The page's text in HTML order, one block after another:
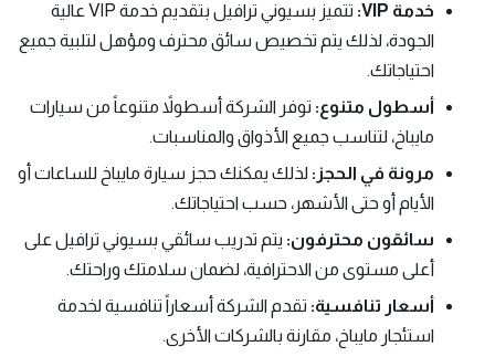
خدمة VIP:
تتميز بسيوني ترافيل بتقديم خدمة VIP عالية
الجودة، لذلك يتم تخصيص سائق محترف ومؤهل لتلبية جميع
احتياجاتك.
أسطول متنوع: توفر الشركة أسطولاً متنوعاً من سيارات
مايباخ، لتناسب جميع الأذواق والمناسبات.
مرونة في الحجز: لذلك يمكنك حجز سيارة مايباخ للساعات أو
الأيام أو حتى الأشهر، حسب احتياجاتك.
سائقون محترفون: يتم تدريب سائقي بسيوني ترافيل على
أعلى مستوى من الاحترافية، لضمان سلامتك وراحتك.
أسعار تنافسية: تقدم الشركة أسعاراً تنافسية لخدمة
استئجار مايباخ، مقارنة بالشركات الأخرى.